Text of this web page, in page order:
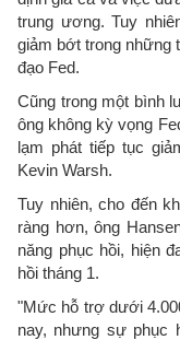
trung ương. Tuy
giảm bớt trong những
đạo Fed.
Cũng trong một bình
ông không kỳ vọng
lạm phát tiếp tục
Kevin Warsh.
Tuy nhiên, cho đến
ràng hơn, ông
năng phục hồi, hiện
hồi tháng 1.
"Mức hỗ trợ dưới
nay, nhưng sự phục